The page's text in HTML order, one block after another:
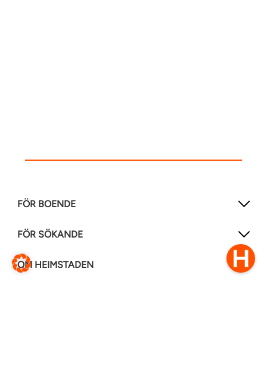
FÖR BOENDE
FÖR SÖKANDE
OM HEIMSTADEN